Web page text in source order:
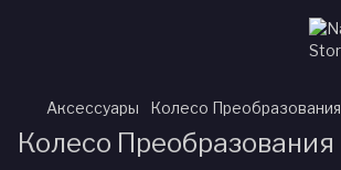
Аксессуары Колесо Преобразования
Колесо Преобразования